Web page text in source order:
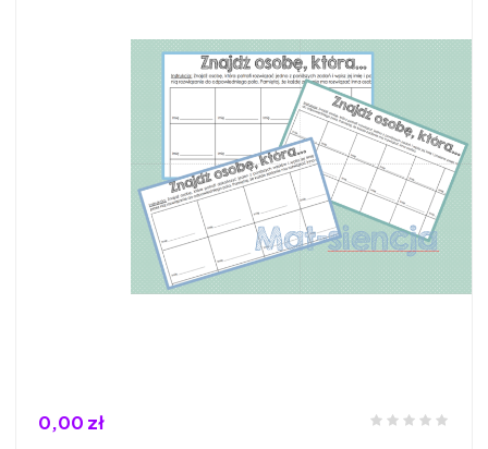
0,00 zł